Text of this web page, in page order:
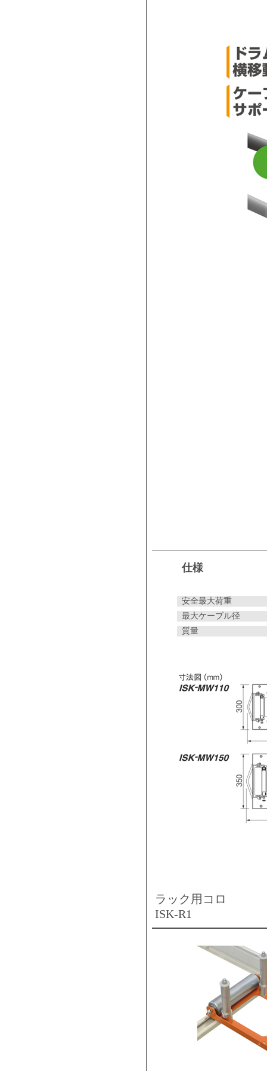
仕様
安全最大荷重
最大ケーブル径
質量
ラック用コロ
ISK-R1